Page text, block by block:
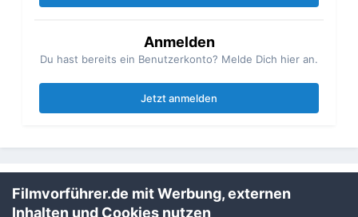
Anmelden
Du hast bereits ein Benutzerkonto? Melde Dich hier an.
Jetzt anmelden
Teilen Folgen
Filmvorführer.de mit Werbung, externen
Inhalten und Cookies nutzen